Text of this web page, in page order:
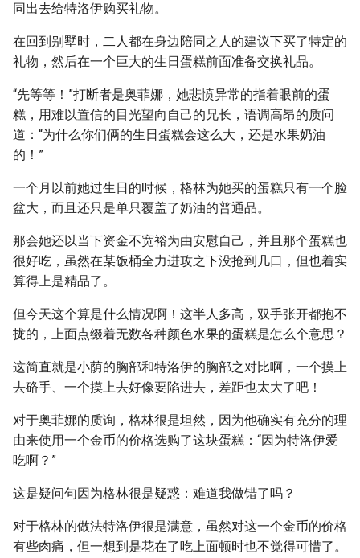
同出去给特洛伊购买礼物。
在回到别墅时，二人都在身边陪同之人的建议下买了特定的
礼物，然后在一个巨大的生日蛋糕前面准备交换礼品。
“先等等！”打断者是奥菲娜，她悲愤异常的指着眼前的蛋
糕，用难以置信的目光望向自己的兄长，语调高昂的质问
道：“为什么你们俩的生日蛋糕会这么大，还是水果奶油
的！”
一个月以前她过生日的时候，格林为她买的蛋糕只有一个脸
盆大，而且还只是单只覆盖了奶油的普通品。
那会她还以当下资金不宽裕为由安慰自己，并且那个蛋糕也
很好吃，虽然在某饭桶全力进攻之下没抢到几口，但也着实
算得上是精品了。
但今天这个算是什么情况啊！这半人多高，双手张开都抱不
拢的，上面点缀着无数各种颜色水果的蛋糕是怎么个意思？
这简直就是小荫的胸部和特洛伊的胸部之对比啊，一个摸上
去硌手、一个摸上去好像要陷进去，差距也太大了吧！
对于奥菲娜的质询，格林很是坦然，因为他确实有充分的理
由来使用一个金币的价格选购了这块蛋糕：“因为特洛伊爱
吃啊？”
这是疑问句因为格林很是疑惑：难道我做错了吗？
对于格林的做法特洛伊很是满意，虽然对这一个金币的价格
有些肉痛，但一想到是花在了吃上面顿时也不觉得可惜了。